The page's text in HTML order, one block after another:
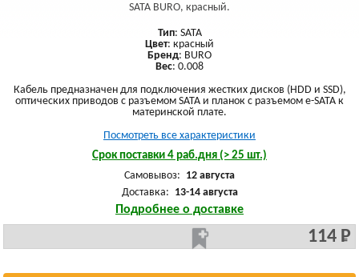
SATA BURO, красный.
Тип: SATA
Цвет: красный
Бренд: BURO
Вес: 0.008
Кабель предназначен для подключения жестких дисков (HDD и SSD),
оптических приводов с разъемом SATA и планок с разъемом e-SATA к
материнской плате.
Посмотреть все характеристики
Срок поставки 4 раб.дня (> 25 шт.)
Самовывоз: 12 августа
Доставка: 13-14 августа
Подробнее о доставке
114 Р